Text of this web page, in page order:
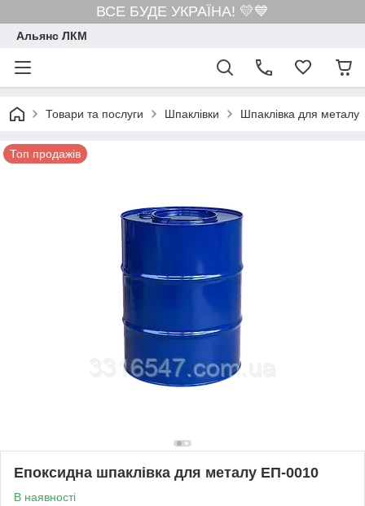
ВСЕ БУДЕ УКРАЇНА! 💛💙
Альянс ЛКМ
Товари та послуги Шпаклівки Шпаклівка для металу
Топ продажів
Епоксидна шпаклівка для металу ЕП-0010
В наявності